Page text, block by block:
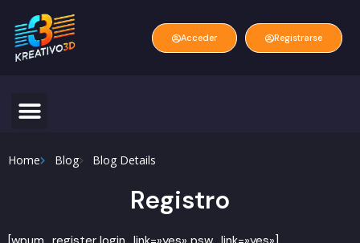
Acceder Registrarse
Home Blog Blog Details
Registro